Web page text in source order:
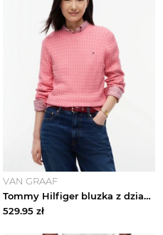
VAN GRAAF
Tommy Hilfiger bluzka z dzianiny Kobiety Bawełna różowy
529.95 zł